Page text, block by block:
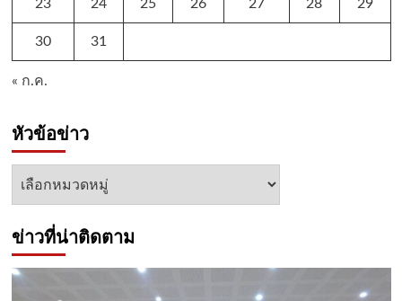
23 24 25 26 27 28 29
30 31
« ก.ค.
หัวข้อข่าว
หัวข้อ
ข่าวที่น่าติดตาม